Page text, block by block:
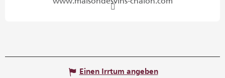
Einen Irrtum angeben